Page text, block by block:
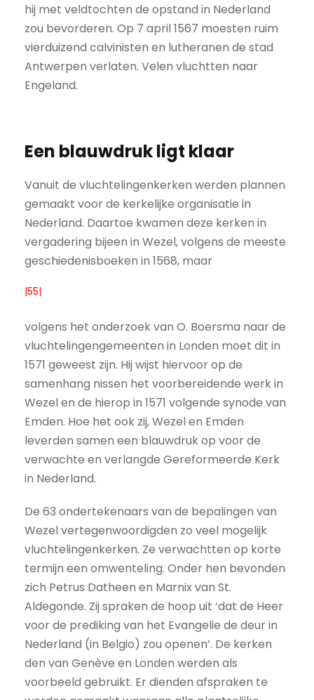
hij met veldtochten de opstand in Nederland
zou bevorderen. Op 7 april 1567 moesten ruim
vierduizend calvinisten en lutheranen de stad
Antwerpen verlaten. Velen vluchtten naar
Engeland.
Een blauwdruk ligt klaar
Vanuit de vluchtelingenkerken werden plannen
gemaakt voor de kerkelijke organisatie in
Nederland. Daartoe kwamen deze kerken in
vergadering bijeen in Wezel, volgens de meeste
geschiedenisboeken in 1568, maar
|55|
volgens het onderzoek van O. Boersma naar de
vluchtelingengemeenten in Londen moet dit in
1571 geweest zijn. Hij wijst hiervoor op de
samenhang nissen het voorbereidende werk in
Wezel en de hierop in 1571 volgende synode van
Emden. Hoe het ook zij, Wezel en Emden
leverden samen een blauwdruk op voor de
verwachte en verlangde Gereformeerde Kerk
in Nederland.
De 63 ondertekenaars van de bepalingen van
Wezel vertegenwoordigden zo veel mogelijk
vluchtelingenkerken. Ze verwachtten op korte
termijn een omwenteling. Onder hen bevonden
zich Petrus Datheen en Marnix van St.
Aldegonde. Zij spraken de hoop uit ‘dat de Heer
voor de prediking van het Evangelie de deur in
Nederland (in Belgio) zou openen’. De kerken
den van Genève en Londen werden als
voorbeeld gebruikt. Er dienden afspraken te